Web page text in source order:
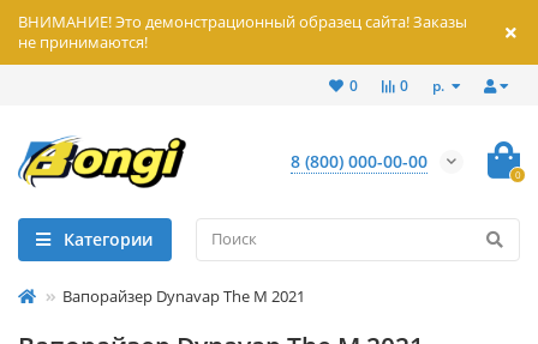
ВНИМАНИЕ! Это демонстрационный образец сайта! Заказы
не принимаются!
р.
0
0
8 (800) 000-00-00
0
Категории
Вапорайзер Dynavap The M 2021